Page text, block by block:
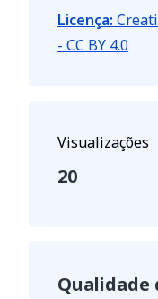
Licença:
- CC BY 4.0
Visualizações
20
Qualidade